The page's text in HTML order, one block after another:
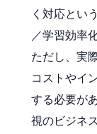
く対応とい
／学習効率
ただし、実
コストやイ
する必要が
視のビジネ